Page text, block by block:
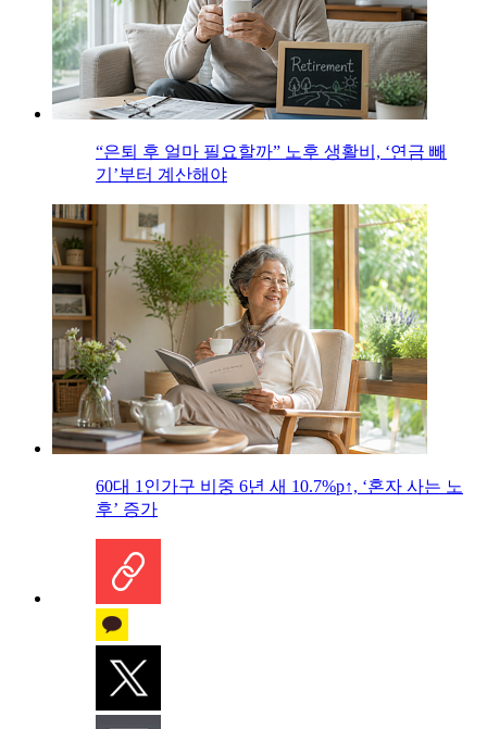
“은퇴 후 얼마 필요할까” 노후 생활비, ‘연금 빼
기’부터 계산해야
60대 1인가구 비중 6년 새 10.7%p↑, ‘혼자 사는 노
후’ 증가